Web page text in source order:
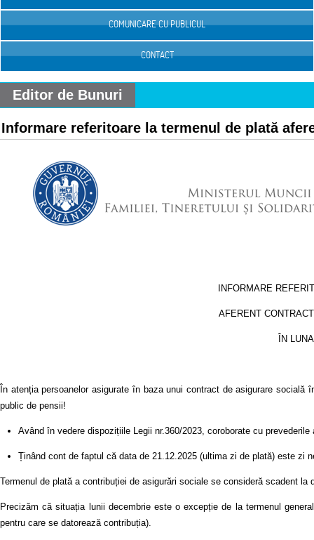
COMUNICARE CU PUBLICUL
CONTACT
Editor de Bunuri
Informare referitoare la termenul de plată
INFORMARE
AFERENT
ÎN
În atenția persoanelor asigurate în baza unui contract de asigurare
public de pensii!
Având în vedere dispozițiile Legii nr.360/2023, coroborate cu
Ținând cont de faptul că data de 21.12.2025 (ultima zi de plată) este zi
Termenul de plată a contribuției de asigurări sociale se consideră scadent
Precizăm că situația lunii decembrie este o excepție de la termenul
pentru care se datorează contribuția).